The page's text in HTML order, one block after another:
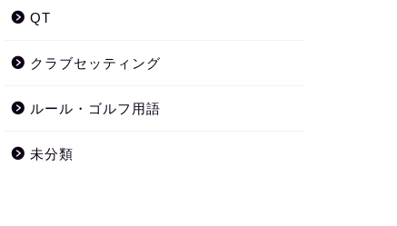
QT
クラブセッティング
ルール・ゴルフ用語
未分類